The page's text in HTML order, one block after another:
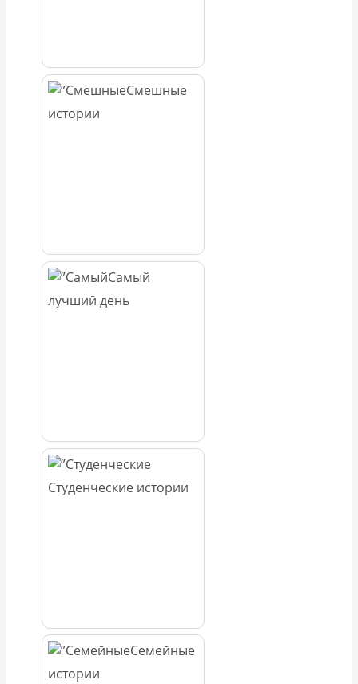
Смешные
истории
Самый
лучший день
Студенческие истории
Семейные
истории